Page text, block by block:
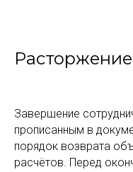
Завершение
прописанным в
порядок возврата
расчётов. Перед